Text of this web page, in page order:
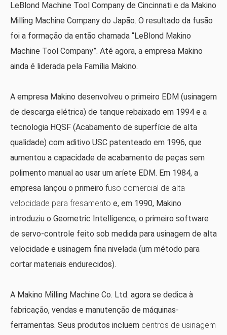
LeBlond Machine Tool Company de Cincinnati e da Makino
Milling Machine Company do Japão. O resultado da fusão
foi a formação da então chamada “LeBlond Makino
Machine Tool Company”. Até agora, a empresa Makino
ainda é liderada pela Família Makino.
A empresa Makino desenvolveu o primeiro EDM (usinagem
de descarga elétrica) de tanque rebaixado em 1994 e a
tecnologia HQSF (Acabamento de superfície de alta
qualidade) com aditivo USC patenteado em 1996, que
aumentou a capacidade de acabamento de peças sem
polimento manual ao usar um aríete EDM. Em 1984, a
empresa lançou o primeiro fuso comercial de alta
velocidade para fresamento e, em 1990, Makino
introduziu o Geometric Intelligence, o primeiro software
de servo-controle feito sob medida para usinagem de alta
velocidade e usinagem fina nivelada (um método para
cortar materiais endurecidos).
A Makino Milling Machine Co. Ltd. agora se dedica à
fabricação, vendas e manutenção de máquinas-
ferramentas. Seus produtos incluem centros de usinagem